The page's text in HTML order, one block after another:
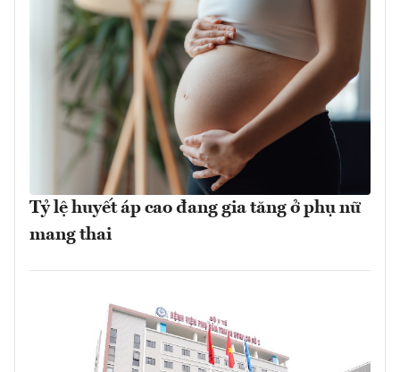
Tỷ lệ huyết áp cao đang gia tăng ở phụ nữ
mang thai